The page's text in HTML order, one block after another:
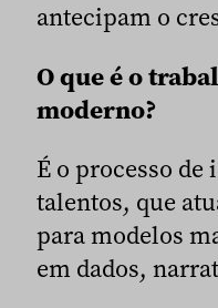
antecipam o
O que é o
moderno?
É o processo
talentos, que
para modelos
em dados,